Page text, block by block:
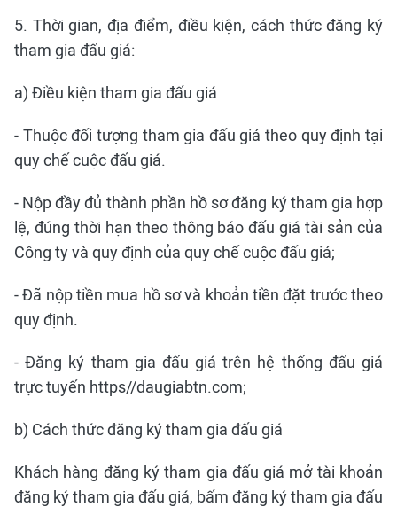
5. Thời gian, địa điểm, điều kiện, cách thức đăng ký
tham gia đấu giá:
a) Điều kiện tham gia đấu giá
- Thuộc đối tượng tham gia đấu giá theo quy định tại
quy chế cuộc đấu giá.
- Nộp đầy đủ thành phần hồ sơ đăng ký tham gia hợp
lệ, đúng thời hạn theo thông báo đấu giá tài sản của
Công ty và quy định của quy chế cuộc đấu giá;
- Đã nộp tiền mua hồ sơ và khoản tiền đặt trước theo
quy định.
- Đăng ký tham gia đấu giá trên hệ thống đấu giá
trực tuyến https//daugiabtn.com;
b) Cách thức đăng ký tham gia đấu giá
Khách hàng đăng ký tham gia đấu giá mở tài khoản
đăng ký tham gia đấu giá, bấm đăng ký tham gia đấu